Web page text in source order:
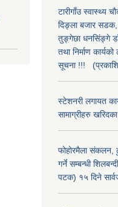
टारीगाँउ स्वास्थ्य
दिङ्ला बजार सडक,
तुङ्गेछा धनसिंङ्गे
तथा निर्माण
सूचना !!!
स्टेशनरी लगायत
सामाग्रीहरु
फोहोरमैला संकलन,
गर्ने सम्बन्धी
पटक) १५ दिने